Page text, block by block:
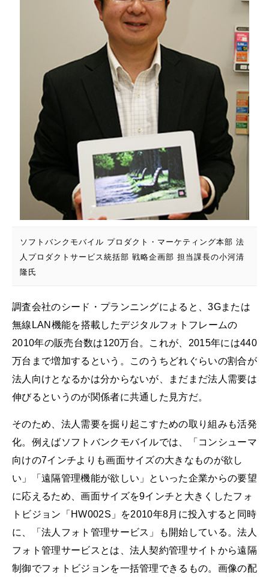
ソフトバンクモバイル プロダクト・マーケティング本部 法
人プロダクトサービス統括部 戦略企画部 担当課長の小河清
隆氏
調査会社のシード・プランニングによると、3Gまたは
無線LAN機能を搭載したデジタルフォトフレームの
2010年の販売台数は120万台。これが、2015年には440
万台まで増加するという。このうちどれぐらいの割合が
法人向けとなるかは分からないが、まだまだ法人需要は
伸びるというのが関係者に共通した見方だ。
そのため、法人需要を掘り起こすための取り組みも活発
化。例えばソフトバンクモバイルでは、「コンシューマ
向けの7インチよりも画面サイズの大きなものが欲し
い」「遠隔管理機能が欲しい」といった企業からの要望
に応えるため、画面サイズを9インチと大きくしたフォ
トビジョン「HW002S」を2010年8月に投入すると同時
に、「法人フォト管理サービス」も開始している。法人
フォト管理サービスとは、法人契約管理サイトから遠隔
制御でフォトビジョンを一括管理できるもの。画像の配